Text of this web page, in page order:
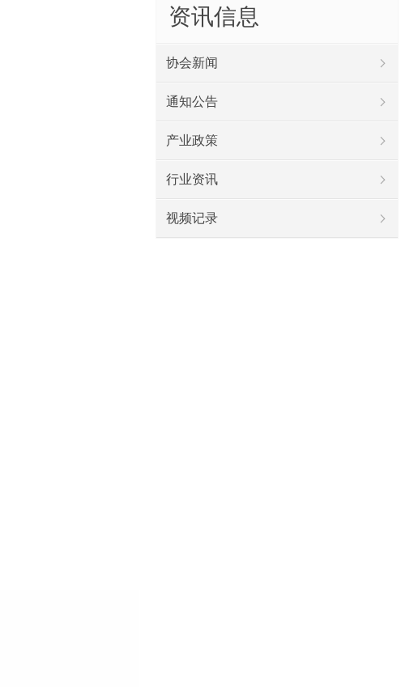
资讯信息
协会新闻
通知公告
产业政策
行业资讯
视频记录